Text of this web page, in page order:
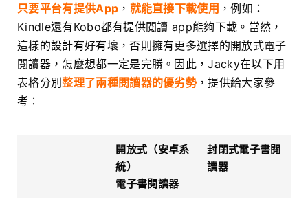
只要平台有提供App ， 就能直接下載使用 ，例如：
Kindle還有Kobo都有提供閱讀 app能夠下載。當然，
這樣的設計有好有壞，否則擁有更多選擇的開放式電子
閱讀器，怎麼想都一定是完勝。因此，Jacky在以下用
表格分別整理了兩種閱讀器的優劣勢，提供給大家參
考：
開放式（安卓系
統）
電子書閱讀器
封閉式電子書閱
讀器